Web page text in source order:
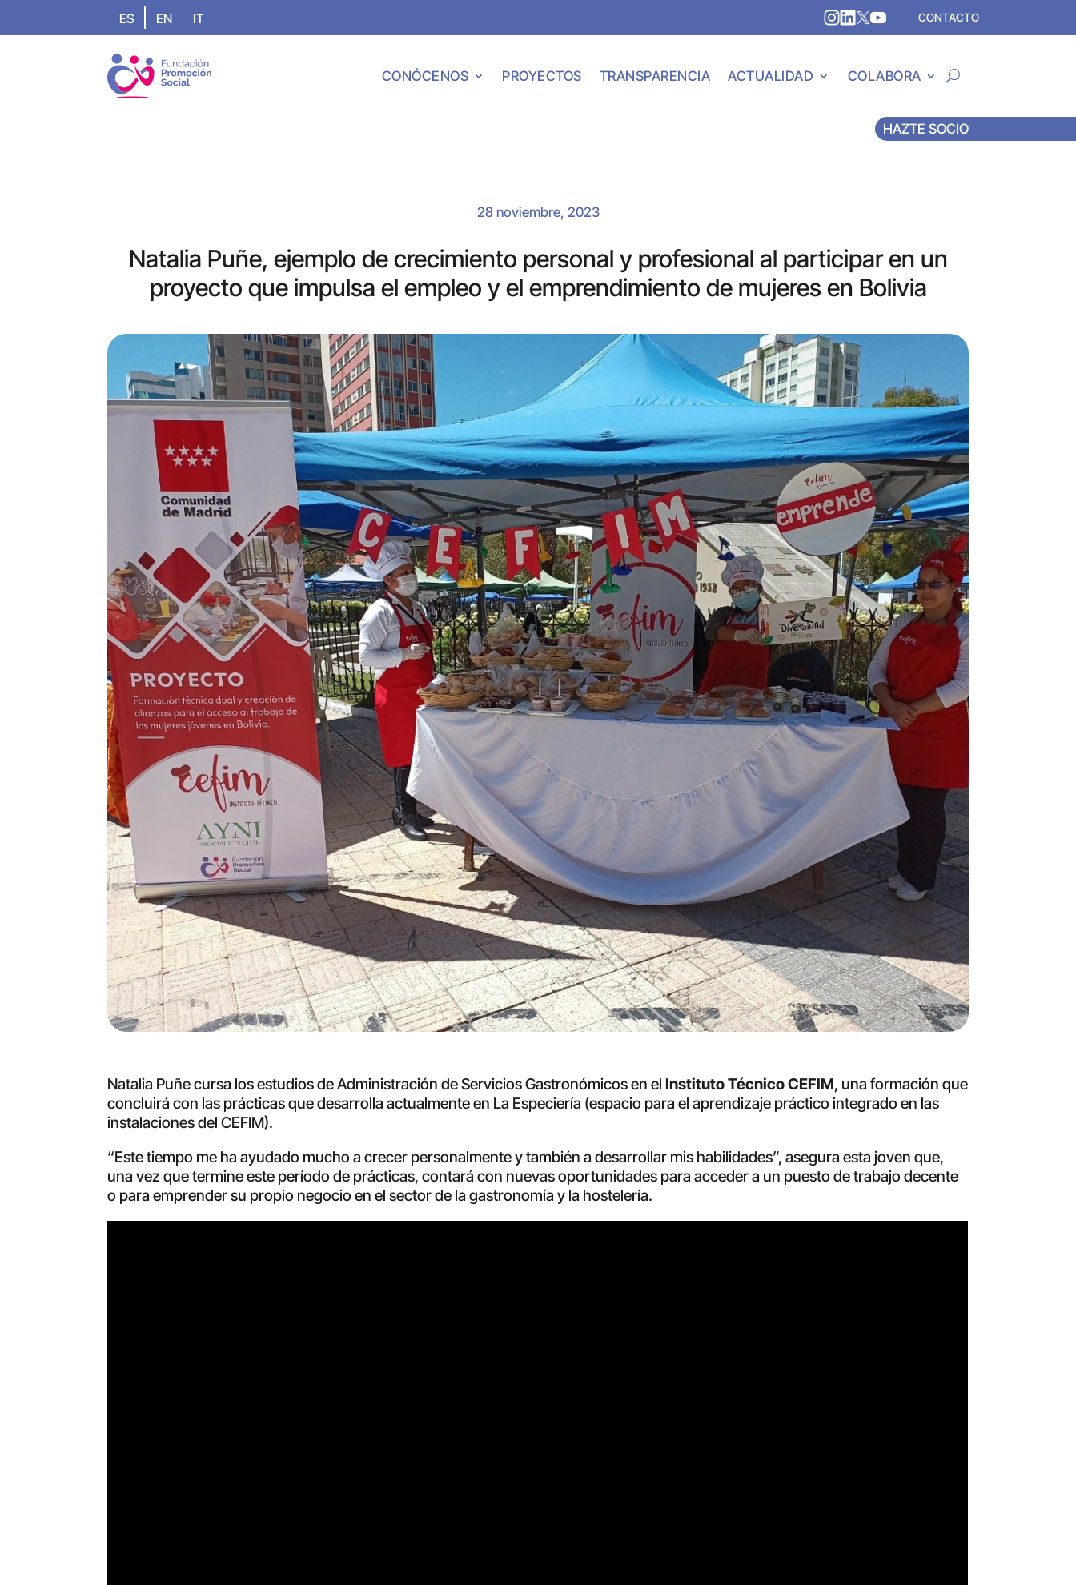
ES EN IT CONTACTO
CONÓCENOS PROYECTOS TRANSPARENCIA ACTUALIDAD COLABORA
HAZTE SOCIO
28 noviembre, 2023
Natalia Puñe, ejemplo de crecimiento personal y profesional al participar en un
proyecto que impulsa el empleo y el emprendimiento de mujeres en Bolivia
Natalia Puñe cursa los estudios de Administración de Servicios Gastronómicos en elInstituto Técnico CEFIM, una formación que
concluirá con las prácticas que desarrolla actualmente en La Especiería (espacio para el aprendizaje práctico integrado en las
instalaciones del CEFIM).
“Este tiempo me ha ayudado mucho a crecer personalmente y también a desarrollar mis habilidades”, asegura esta joven que,
una vez que termine este período de prácticas, contará con nuevas oportunidades para acceder a un puesto de trabajo decente
o para emprender su propio negocio en el sector de la gastronomía y la hostelería.